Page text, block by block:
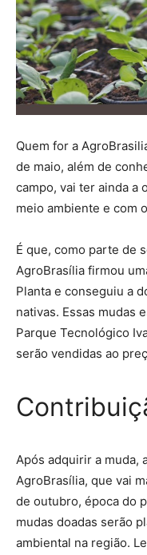
Quem for a
de maio, além de
campo, vai ter ainda a
meio ambiente e com
É que, como parte de
AgroBrasília firmou
Planta e conseguiu a
nativas. Essas mudas
Parque Tecnológico
serão vendidas ao
Após adquirir a muda,
AgroBrasília, que vai
de outubro, época do
mudas doadas serão
ambiental na região.